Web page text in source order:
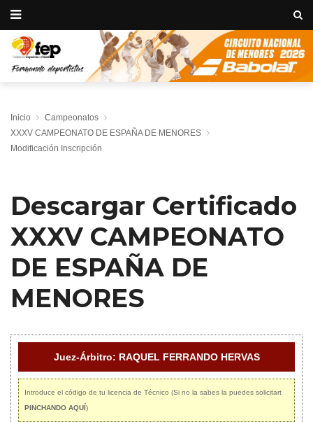
Inicio
Campeonatos
XXXV CAMPEONATO DE ESPAÑA DE MENORES
Modificación Inscripción
Descargar Certificado
XXXV CAMPEONATO
DE ESPAÑA DE
MENORES
Juez-Árbitro: RAQUEL FERRANDO HERVAS
Introduce el código de tu licencia de Técnico (Si no la sabes la puedes solicitart
PINCHANDO AQUÍ )